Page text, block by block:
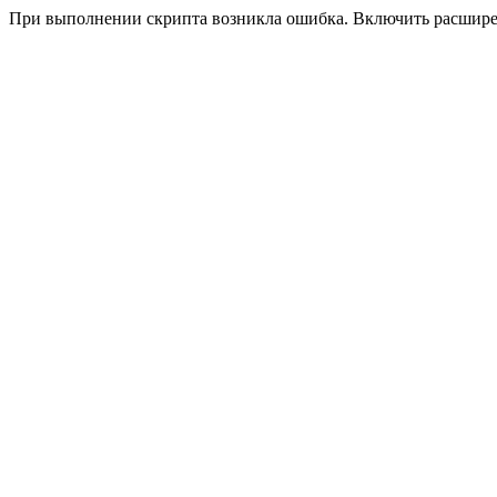
При выполнении скрипта возникла ошибка. Включить